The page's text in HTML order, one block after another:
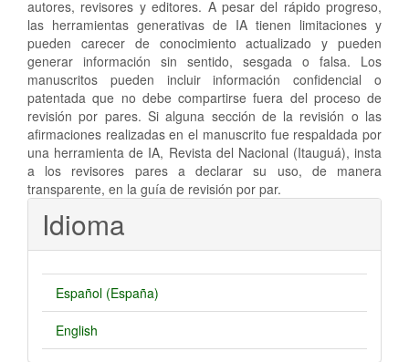
autores, revisores y editores. A pesar del rápido progreso,
las herramientas generativas de IA tienen limitaciones y
pueden carecer de conocimiento actualizado y pueden
generar información sin sentido, sesgada o falsa. Los
manuscritos pueden incluir información confidencial o
patentada que no debe compartirse fuera del proceso de
revisión por pares. Si alguna sección de la revisión o las
afirmaciones realizadas en el manuscrito fue respaldada por
una herramienta de IA, Revista del Nacional (Itauguá), insta
a los revisores pares a declarar su uso, de manera
transparente, en la guía de revisión por par.
Idioma
Español (España)
English